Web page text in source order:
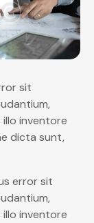
sit
inventore
dicta sunt,
error sit
inventore